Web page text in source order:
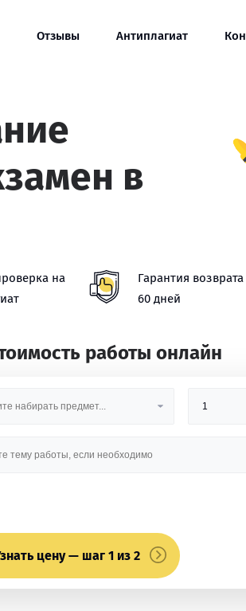
Отзывы Антиплагиат
в
на
Гарантия
60 дней
работы онлайн
цену — шаг 1 из 2